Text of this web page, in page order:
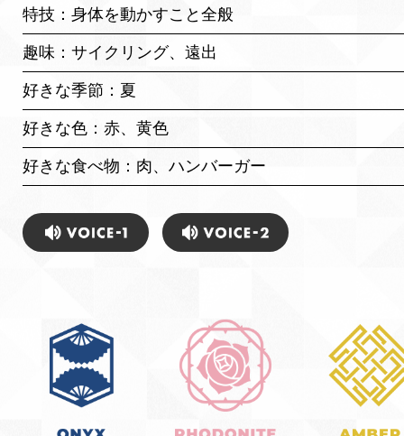
特技：身体を動かすこと全般
趣味：サイクリング、遠出
好きな季節：夏
好きな色：赤、黄色
好きな食べ物：肉、ハンバーガー